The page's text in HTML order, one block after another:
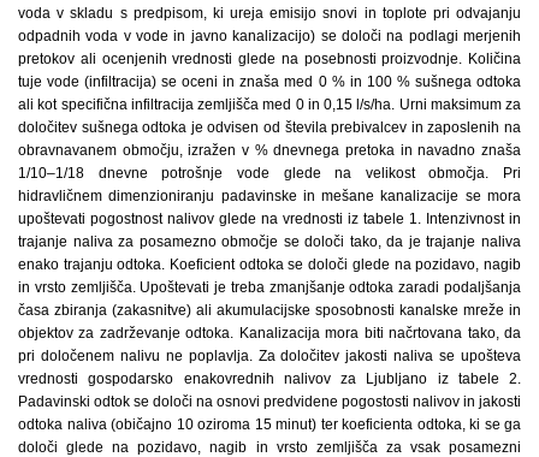
voda v skladu s predpisom, ki ureja emisijo snovi in toplote pri odvajanju
odpadnih voda v vode in javno kanalizacijo) se določi na podlagi merjenih
pretokov ali ocenjenih vrednosti glede na posebnosti proizvodnje. Količina
tuje vode (infiltracija) se oceni in znaša med 0 % in 100 % sušnega odtoka
ali kot specifična infiltracija zemljišča med 0 in 0,15 l/s/ha. Urni maksimum za
določitev sušnega odtoka je odvisen od števila prebivalcev in zaposlenih na
obravnavanem območju, izražen v % dnevnega pretoka in navadno znaša
1/10–1/18 dnevne potrošnje vode glede na velikost območja. Pri
hidravličnem dimenzioniranju padavinske in mešane kanalizacije se mora
upoštevati pogostnost nalivov glede na vrednosti iz tabele 1. Intenzivnost in
trajanje naliva za posamezno območje se določi tako, da je trajanje naliva
enako trajanju odtoka. Koeficient odtoka se določi glede na pozidavo, nagib
in vrsto zemljišča. Upoštevati je treba zmanjšanje odtoka zaradi podaljšanja
časa zbiranja (zakasnitve) ali akumulacijske sposobnosti kanalske mreže in
objektov za zadrževanje odtoka. Kanalizacija mora biti načrtovana tako, da
pri določenem nalivu ne poplavlja. Za določitev jakosti naliva se upošteva
vrednosti gospodarsko enakovrednih nalivov za Ljubljano iz tabele 2.
Padavinski odtok se določi na osnovi predvidene pogostosti nalivov in jakosti
odtoka naliva (običajno 10 oziroma 15 minut) ter koeficienta odtoka, ki se ga
določi glede na pozidavo, nagib in vrsto zemljišča za vsak posamezni